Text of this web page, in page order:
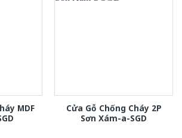
MDF
Cửa Gỗ Chống Cháy 2P
Sơn Xám-a-SGD